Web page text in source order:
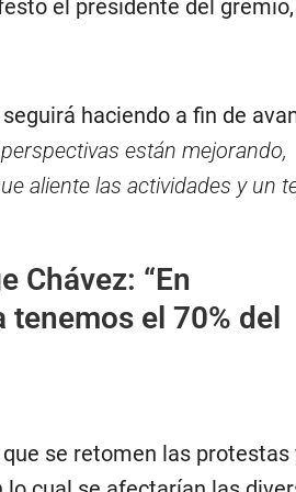
el presidente del gremio,
haciendo a fin de
están mejorando,
aliente las actividades y un
Chávez: “En
el 70% del
se retomen las protestas